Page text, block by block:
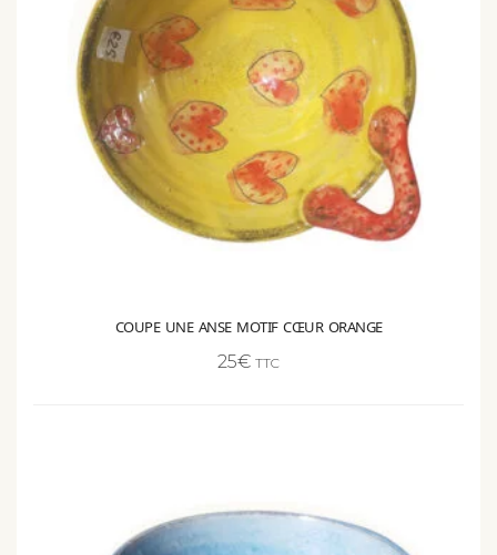
25 € TTC